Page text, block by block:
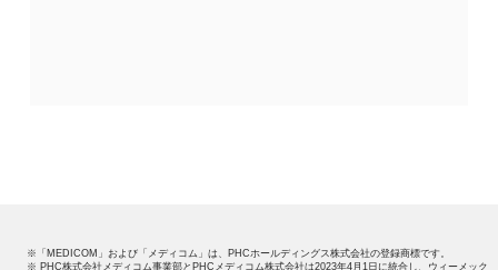
※「MEDICOM」および「メディコム」は、PHCホールディングス株式会社の登録商標です。
※ PHC株式会社メディコム事業部とPHCメディコム株式会社は2023年4月1日に統合し、ウィーメック